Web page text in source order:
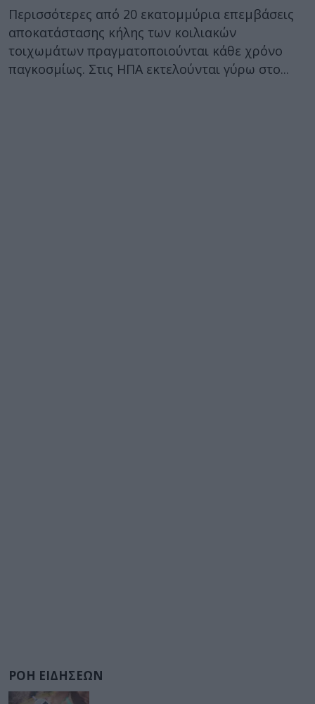
Περισσότερες από 20 εκατομμύρια επεμβάσεις
αποκατάστασης κήλης των κοιλιακών
τοιχωμάτων πραγματοποιούνται κάθε χρόνο
παγκοσμίως. Στις ΗΠΑ εκτελούνται γύρω στο...
ΡΟΗ ΕΙΔΗΣΕΩΝ